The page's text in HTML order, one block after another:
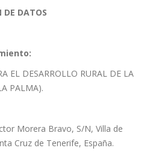
DE DATOS
EL DESARROLLO RURAL DE LA
PALMA).
Morera Bravo, S/N, Villa de
Cruz de Tenerife, España.